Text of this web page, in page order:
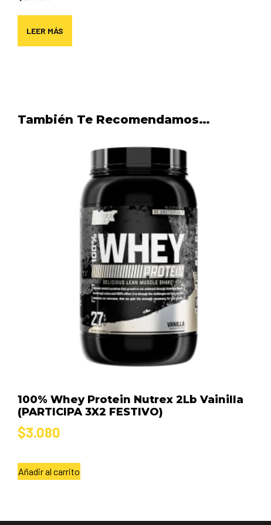
LEER MÁS
También Te Recomendamos…
100% Whey Protein Nutrex 2Lb Vainilla
(PARTICIPA 3X2 FESTIVO)
$3.080
Añadir al carrito